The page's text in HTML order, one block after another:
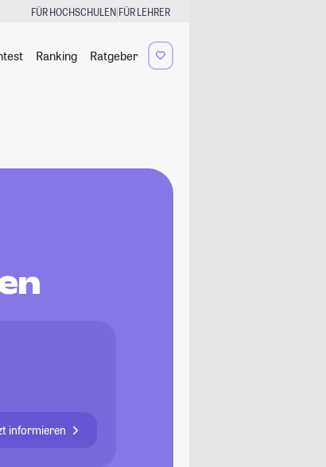
FÜR HOCHSCHULEN|FÜR LEHRER
Ranking Ratgeber
informieren